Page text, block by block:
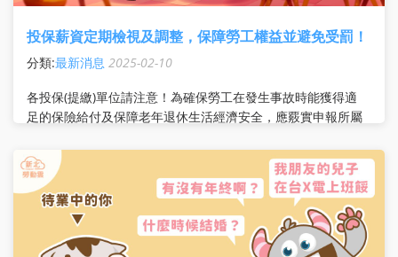
投保薪資定期檢視及調整，保障勞工權益並避免受罰！
分類:最新消息 2025-02-10
各投保(提繳)單位請注意！為確保勞工在發生事故時能獲得適
足的保險給付及保障老年退休生活經濟安全，應覈實申報所屬
權益並避免受罰!! 溫馨提醒